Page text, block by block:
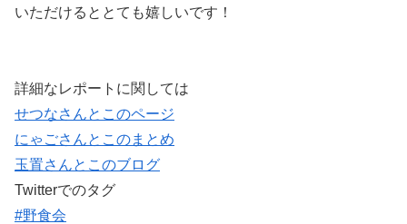
いただけるととても嬉しいです！
詳細なレポートに関しては
せつなさんとこのページ
にゃごさんとこのまとめ
玉置さんとこのブログ
Twitterでのタグ
#野食会